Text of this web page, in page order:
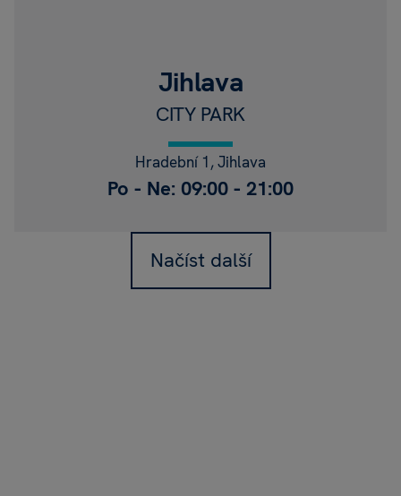
Jihlava
CITY PARK
Hradební 1, Jihlava
Po - Ne: 09:00 - 21:00
Načíst další